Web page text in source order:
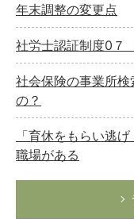
年末調整の変更点
社労士認証制度0７
社会保険の事業所
の？
「育休をもらい逃
職場がある